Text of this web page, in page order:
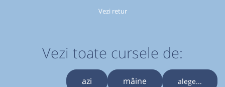
Vezi retur
Vezi toate cursele de:
azi mâine alege...